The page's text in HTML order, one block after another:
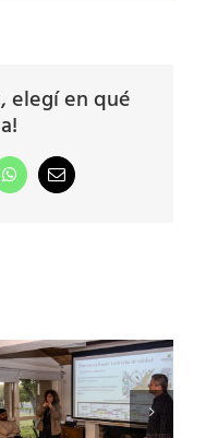
elegí en qué
WhatsAppCorreo
“No hay que
hacer producir
solo el cultivo,